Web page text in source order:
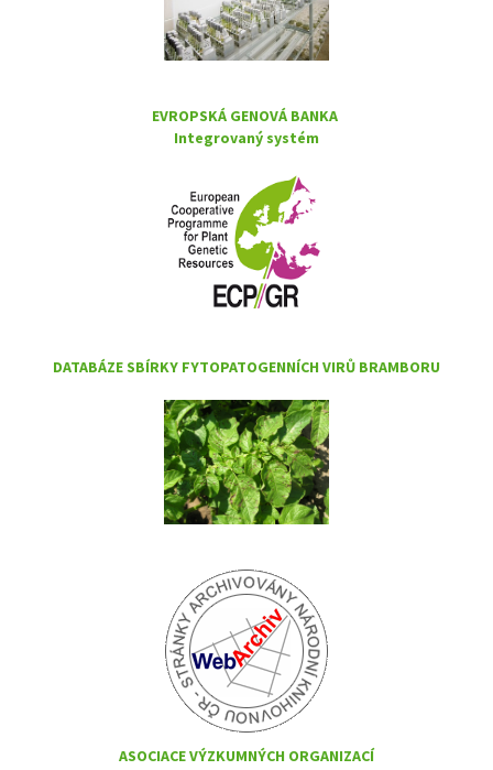
EVROPSKÁ GENOVÁ BANKA
Integrovaný systém
DATABÁZE SBÍRKY FYTOPATOGENNÍCH VIRŮ BRAMBORU
ASOCIACE VÝZKUMNÝCH ORGANIZACÍ